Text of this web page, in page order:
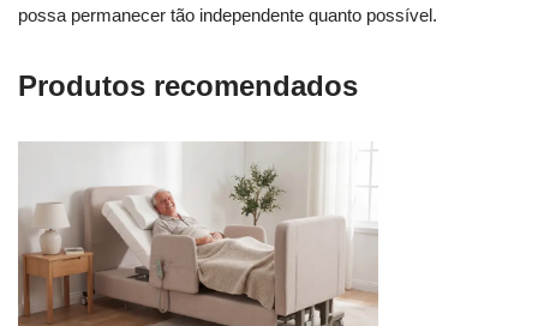
possa permanecer tão independente quanto possível.
Produtos recomendados